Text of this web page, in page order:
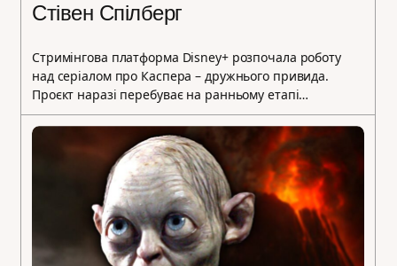
Стівен Спілберг
Стримінгова платформа Disney+ розпочала роботу
над серіалом про Каспера – дружнього привида.
Проєкт наразі перебуває на ранньому етапі…